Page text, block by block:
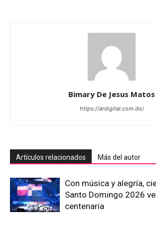
Bimary De Jesus Matos
https://ardigital.com.do/
Artículos relacionados Más del autor
Con música y alegría,
Santo Domingo 2026
centenaria